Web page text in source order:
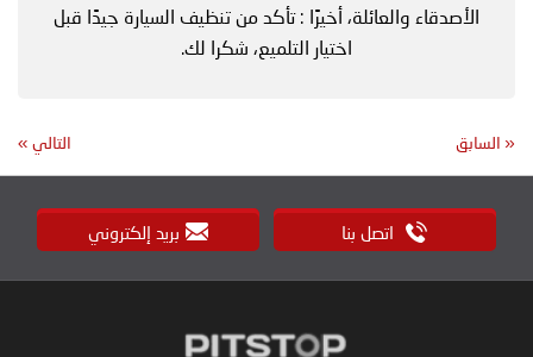
الأصدقاء والعائلة، أخيرًا : تأكد من تنظيف السيارة جيدًا قبل
اختيار التلميع، شكرا لك.
« السابق التالي »
اتصل بنا بريد إلكتروني